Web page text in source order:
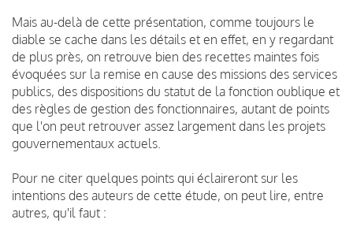
Mais au-delà de cette présentation, comme toujours le
diable se cache dans les détails et en effet, en y regardant
de plus près, on retrouve bien des recettes maintes fois
évoquées sur la remise en cause des missions des services
publics, des dispositions du statut de la fonction oublique et
des règles de gestion des fonctionnaires, autant de points
que l'on peut retrouver assez largement dans les projets
gouvernementaux actuels.
Pour ne citer quelques points qui éclaireront sur les
intentions des auteurs de cette étude, on peut lire, entre
autres, qu'il faut :